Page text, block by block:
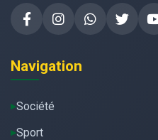
Navigation
Société
Sport